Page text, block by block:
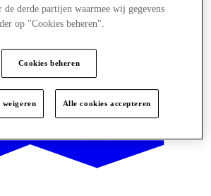
derde partijen waarmee wij gegevens
op "Cookies beheren".
Cookies beheren
weigeren Alle cookies accepteren